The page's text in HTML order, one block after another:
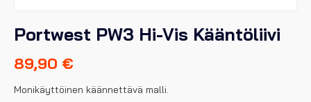
Portwest PW3 Hi-Vis Kääntöliivi
89,90 €
Monikäyttöinen käännettävä malli.